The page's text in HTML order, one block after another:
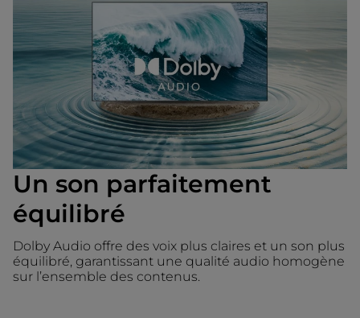
Un son parfaitement
équilibré
Dolby Audio offre des voix plus claires et un son plus
équilibré, garantissant une qualité audio homogène
sur l’ensemble des contenus.